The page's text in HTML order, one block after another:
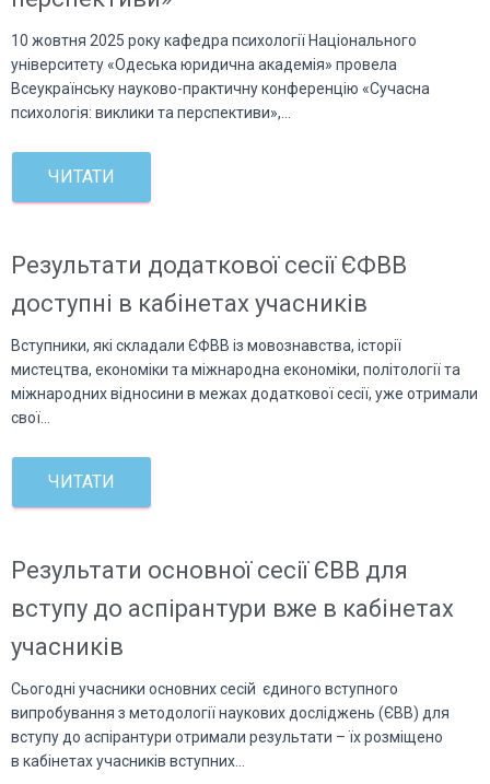
10 жовтня 2025 року кафедра психології Національного
університету «Одеська юридична академія» провела
Всеукраїнську науково-практичну конференцію «Сучасна
психологія: виклики та перспективи»,…
ЧИТАТИ
Результати додаткової сесії ЄФВВ
доступні в кабінетах учасників
Вступники, які складали ЄФВВ із мовознавства, історії
мистецтва, економіки та міжнародна економіки, політології та
міжнародних відносини в межах додаткової сесії, уже отримали
свої…
ЧИТАТИ
Результати основної сесії ЄВВ для
вступу до аспірантури вже в кабінетах
учасників
Сьогодні учасники основних сесій єдиного вступного
випробування з методології наукових досліджень (ЄВВ) для
вступу до аспірантури отримали результати – їх розміщено
в кабінетах учасників вступних…